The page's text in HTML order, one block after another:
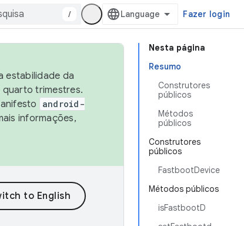
/ Fazer login
Nesta página
Resumo
Construtores
públicos
Métodos
públicos
Construtores
públicos
FastbootDevice
Métodos públicos
isFastbootD
estabilidade da
trimestres.
android-
informações,